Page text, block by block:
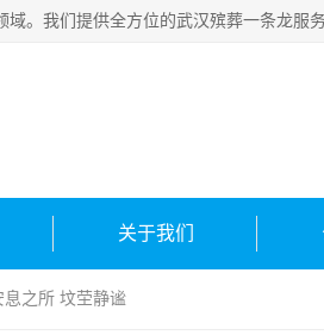
关于我们
之所 坟茔静谧